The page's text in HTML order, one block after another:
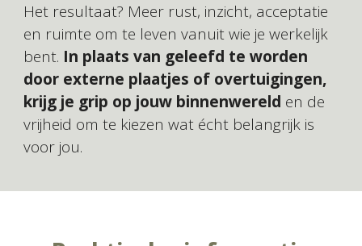
Het resultaat? Meer rust, inzicht, acceptatie
en ruimte om te leven vanuit wie je werkelijk
bent. In plaats van geleefd te worden
door externe plaatjes of overtuigingen,
krijg je grip op jouw binnenwereld en de
vrijheid om te kiezen wat écht belangrijk is
voor jou.